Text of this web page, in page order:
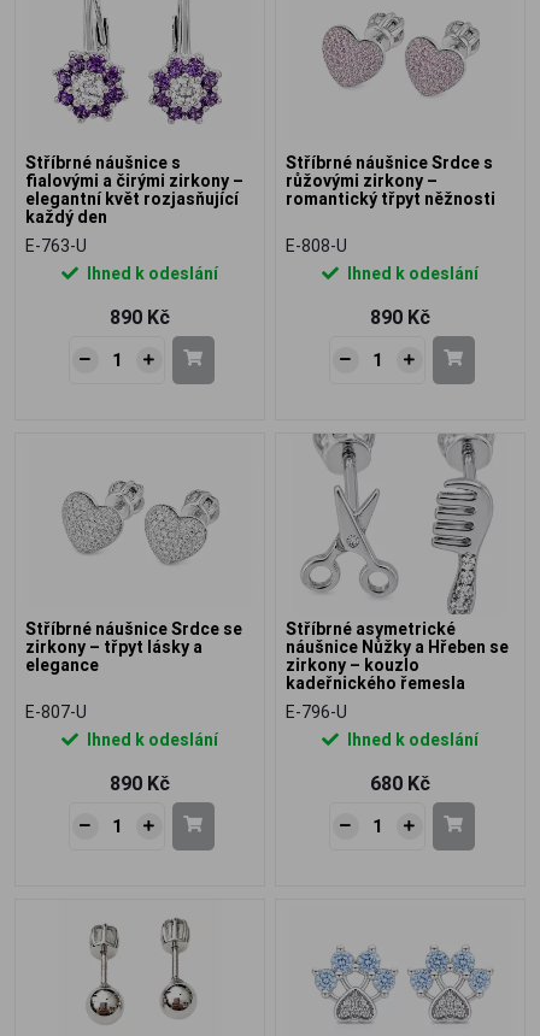
Stříbrné náušnice s
fialovými a čirými zirkony –
elegantní květ rozjasňující
každý den
E-763-U
Ihned k odeslání
890 Kč
Stříbrné náušnice Srdce s
růžovými zirkony –
romantický třpyt něžnosti
E-808-U
Ihned k odeslání
890 Kč
Stříbrné náušnice Srdce se
zirkony – třpyt lásky a
elegance
E-807-U
Ihned k odeslání
890 Kč
Stříbrné asymetrické
náušnice Nůžky a Hřeben se
zirkony – kouzlo
kadeřnického řemesla
E-796-U
Ihned k odeslání
680 Kč